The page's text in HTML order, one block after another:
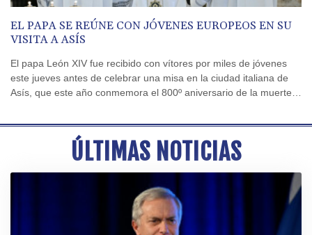
EL PAPA SE REÚNE CON JÓVENES EUROPEOS EN SU
VISITA A ASÍS
El papa León XIV fue recibido con vítores por miles de jóvenes
este jueves antes de celebrar una misa en la ciudad italiana de
Asís, que este año conmemora el 800º aniversario de la muerte
ÚLTIMAS NOTICIAS